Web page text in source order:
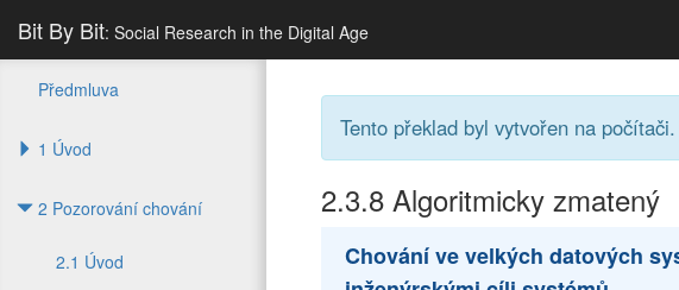
Bit By Bit: Social Research in the Digital Age
Předmluva
1 Úvod
2 Pozorování chování
2.1 Úvod
Tento překlad byl vytvořen na počítači.
2.3.8 Algoritmicky zmatený
Chování ve velkých datových